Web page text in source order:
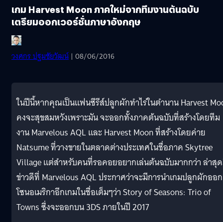
เกม Harvest Moon ภาคใหม่จากทีมงานต้นฉบับ
เตรียมออกเวอร์ชั่นภาษาอังกฤษ
วงศกร ปฐมชัยวัฒน์ | 08/06/2016
ในปีนี้หากคุณเป็นแฟนซีรีส์ปลูกผักทำไร่ในตำนาน Harvest
คงจะสุขสมหวังเพราะมัน จะออกทั้งภาคต้นฉบับที่สร้างโดยทีม
งาน Marvelous AQL และ Harvest Moon ที่สร้างโดยค่าย
Natsume ที่วางขายในตลาดต่างประเทศในชื่อภาค Skytree
Village แต่สำหรับคนที่รอคอยอยากเล่นต้นฉบับมากกว่า ล่าสุ
ข่าวดีที่ Marvelous AQL ประกาศว่าจะมีการนำเกมปลูกผักออก
โซนอเมริกาอีกเกมในชื่อเต็มๆว่า Story of Seasons: Trio of
Towns ซึ่งจะออกบน 3DS ภายในปี 2017